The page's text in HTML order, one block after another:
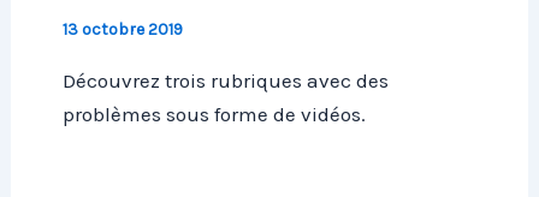
13 octobre 2019
Découvrez trois rubriques avec des
problèmes sous forme de vidéos.